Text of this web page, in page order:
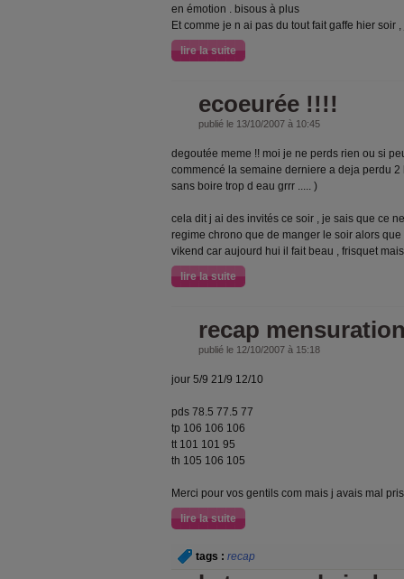
en émotion . bisous à plus
Et comme je n ai pas du tout fait gaffe hier soir
lire la suite
ecoeurée !!!!
publié le 13/10/2007 à 10:45
degoutée meme !! moi je ne perds rien ou si
commencé la semaine derniere a deja perdu
sans boire trop d eau grrr ..... )
cela dit j ai des invités ce soir , je sais que ce
regime chrono que de manger le soir alors
vikend car aujourd hui il fait beau , frisquet
lire la suite
recap
publié le 12/10/2007 à 15:18
jour 5/9 21/9 12/10
pds 78.5 77.5 77
tp 106 106 106
tt 101 101 95
th 105 106 105
Merci pour vos gentils com mais j avais mal
lire la suite
tags : recap